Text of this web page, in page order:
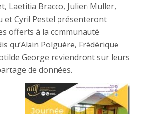
Laetitia Bracco, Julien Muller,
et Cyril Pestel présenteront
offerts à la communauté
qu’Alain Polguère, Frédérique
George reviendront sur leurs
de données.